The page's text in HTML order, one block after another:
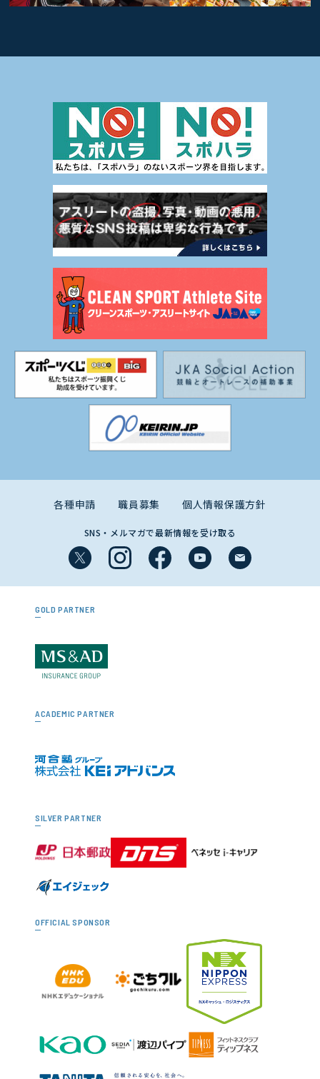
各種申請 職員募集 個人情報保護方針
SNS・メルマガで最新情報を受け取る
GOLD PARTNER
ACADEMIC PARTNER
SILVER PARTNER
OFFICIAL SPONSOR